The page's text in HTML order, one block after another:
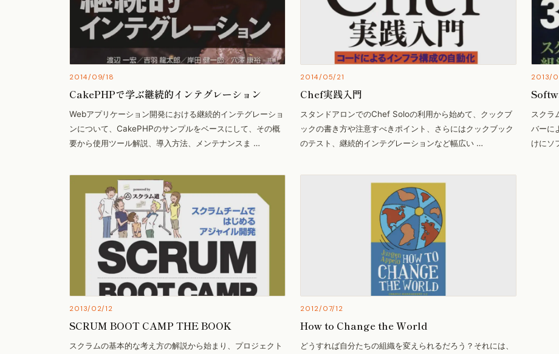
2014/09/18
CakePHPで学ぶ継続的インテグレーション
Webアプリケーション開発における継続的インテグレーショ
ンについて、CakePHPのサンプルをベースにして、その概
要から使用ツール解説、導入方法、メンテナンスま …
2014/05/21
Chef実践入門
スタンドアロンでのChef Soloの利用から始めて、クックブ
ックの書き方や注意すべきポイント、さらにはクックブック
のテスト、継続的インテグレーションなど幅広い …
2013/
スクラ
バーに
けにソ
2013/02/12
SCRUM BOOT CAMP THE BOOK
スクラムの基本的な考え方の解説から始まり、プロジェクト
2012/07/12
How to Change the World
どうすれば自分たちの組織を変えられるだろう？それには、